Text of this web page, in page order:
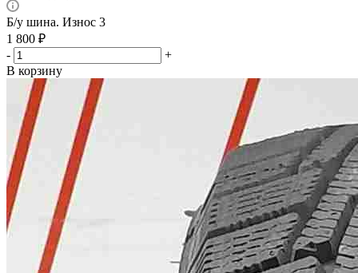
Б/у шина. Износ 3
1 800 ₽
-
+
В корзину